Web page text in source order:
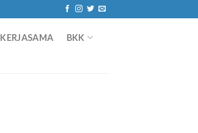
KERJASAMA
BKK